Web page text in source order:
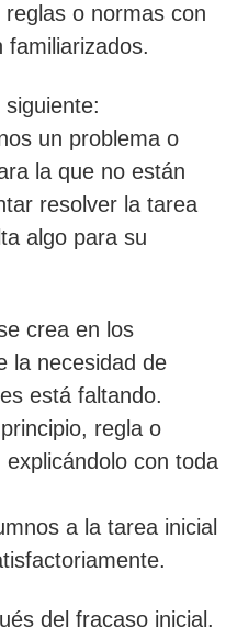
o normas con
familiarizados.
un problema o
la que no están
resolver la tarea
algo para su
crea en los
la necesidad de
está faltando.
regla o
con toda
a la tarea inicial
del fracaso inicial.